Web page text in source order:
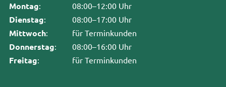
Montag: 08:00–12:00 Uhr
Dienstag: 08:00–17:00 Uhr
Mittwoch: für Terminkunden
Donnerstag: 08:00–16:00 Uhr
Freitag: für Terminkunden